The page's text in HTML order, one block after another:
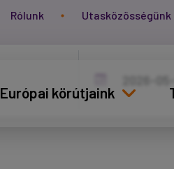
Rólunk Utasközösségünk
Európai körútjaink